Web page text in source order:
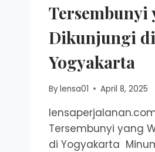
Tersembunyi
Dikunjungi di
Yogyakarta
Bylensa01 April 8, 2025
Tersembunyi yang
di Yogyakarta